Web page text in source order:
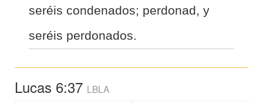
seréis condenados; perdonad, y
seréis perdonados.
Lucas 6:37 LBLA